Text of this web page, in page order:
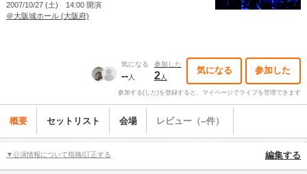
2007/10/27 (土) 14:00 開演
＠大阪城ホール (大阪府)
気になる
--人
参加した
2人
気になる 参加した
参加する(した)を登録すると、マイページでライブを管理できます
概要 セットリスト 会場 レビュー（--件）
▼公演情報について指摘/訂正する 編集する